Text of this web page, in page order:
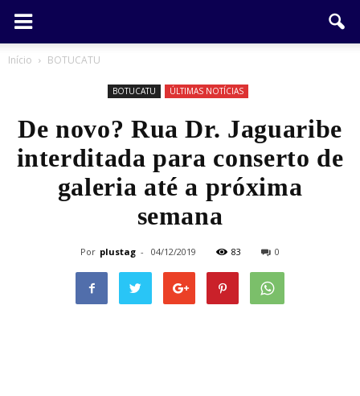
Início BOTUCATU
BOTUCATU ÚLTIMAS NOTÍCIAS
De novo? Rua Dr. Jaguaribe
interditada para conserto de
galeria até a próxima
semana
Por plustag - 04/12/2019 83 0